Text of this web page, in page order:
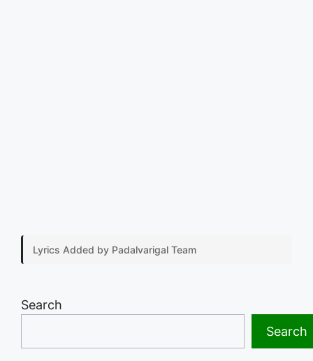
Lyrics Added by Padalvarigal Team
Search
Search